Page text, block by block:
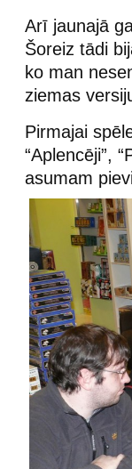
Arī jaunajā
Šoreiz tādi
ko man
ziemas
Pirmajai
“Aplencēji”,
asumam